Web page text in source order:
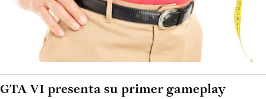
GTA VI presenta su primer gameplay